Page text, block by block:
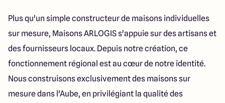
Plus qu'un simple constructeur de maisons individuelles
sur mesure, Maisons ARLOGIS s'appuie sur des artisans et
des fournisseurs locaux. Depuis notre création, ce
fonctionnement régional est au cœur de notre identité.
Nous construisons exclusivement des maisons sur
mesure dans l'Aube, en privilégiant la qualité des